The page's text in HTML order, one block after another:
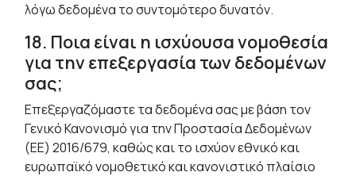
λόγω δεδομένα το συντομότερο δυνατόν.
18. Ποια είναι η ισχύουσα νομοθεσία
για την επεξεργασία των δεδομένων
σας;
Επεξεργαζόμαστε τα δεδομένα σας με βάση τον
Γενικό Κανονισμό για την Προστασία Δεδομένων
(ΕΕ) 2016/679, καθώς και το ισχύον εθνικό και
ευρωπαϊκό νομοθετικό και κανονιστικό πλαίσιο